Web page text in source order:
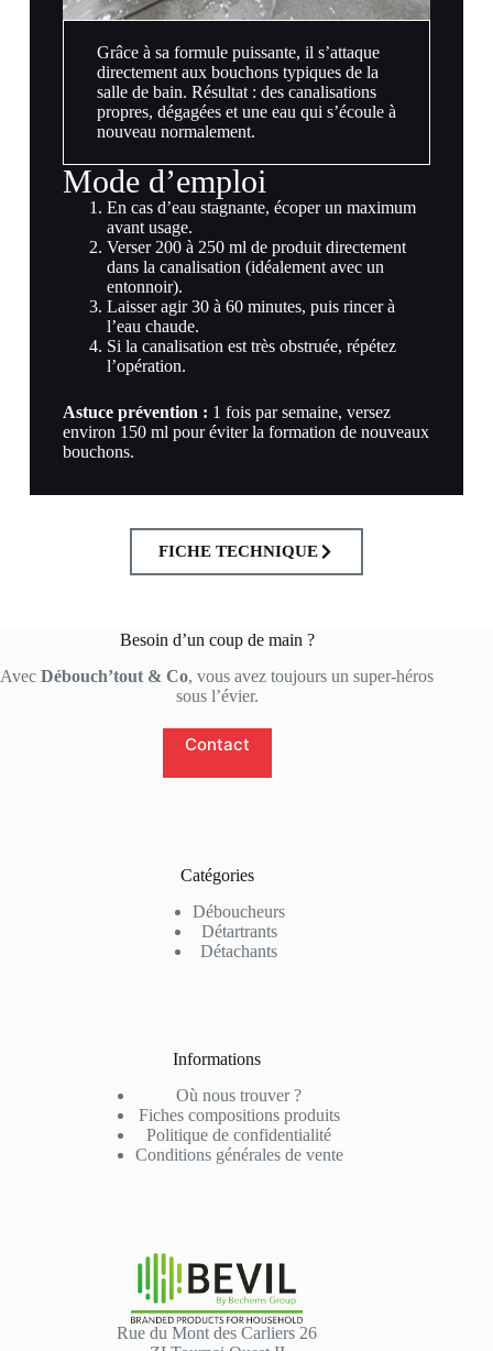
Grâce à sa formule puissante, il s’attaque
directement aux bouchons typiques de la
salle de bain. Résultat : des canalisations
propres, dégagées et une eau qui s’écoule à
nouveau normalement.
Mode d’emploi
En cas d’eau stagnante, écoper un maximum
avant usage.
Verser 200 à 250 ml de produit directement
dans la canalisation (idéalement avec un
entonnoir).
Laisser agir 30 à 60 minutes, puis rincer à
l’eau chaude.
Si la canalisation est très obstruée, répétez
l’opération.
Astuce prévention : 1 fois par semaine, versez
environ 150 ml pour éviter la formation de nouveaux
bouchons.
FICHE TECHNIQUE
Besoin d’un coup de main ?
AvecDébouch’tout & Co, vous avez toujours un super-héros
sous l’évier.
Contact
Catégories
Déboucheurs
Détartrants
Détachants
Informations
Où nous trouver ?
Fiches compositions produits
Politique de confidentialité
Conditions générales de vente
Rue du Mont des Carliers 26